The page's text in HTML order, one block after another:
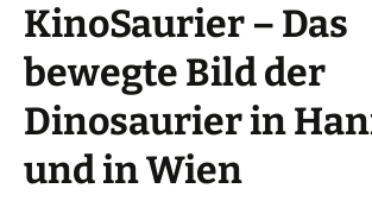
KinoSaurier – Das
bewegte Bild der
Dinosaurier in
und in Wien